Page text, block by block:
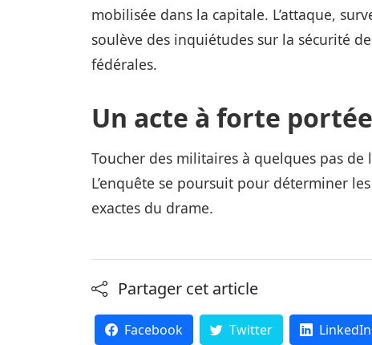
mobilisée dans la capitale. L’attaque,
soulève des inquiétudes sur la sécurité
fédérales.
Un acte à forte
Toucher des militaires à quelques pas
L’enquête se poursuit pour déterminer
exactes du drame.
Partager cet article
Facebook Twitter LinkedIn